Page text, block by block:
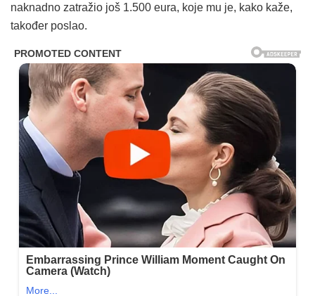
naknadno zatražio još 1.500 eura, koje mu je, kako kaže,
također poslao.